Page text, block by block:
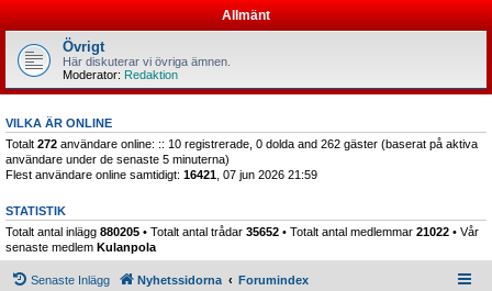
Allmänt
Övrigt
Här diskuterar vi övriga ämnen.
Moderator: Redaktion
VILKA ÄR ONLINE
Totalt 272 användare online: :: 10 registrerade, 0 dolda and 262 gäster (baserat på aktiva
användare under de senaste 5 minuterna)
Flest användare online samtidigt: 16421 , 07 jun 2026 21:59
STATISTIK
Totalt antal inlägg 880205 • Totalt antal trådar 35652 • Totalt antal medlemmar 21022 • Vår
senaste medlem Kulanpola
Senaste Inlägg Nyhetssidorna Forumindex